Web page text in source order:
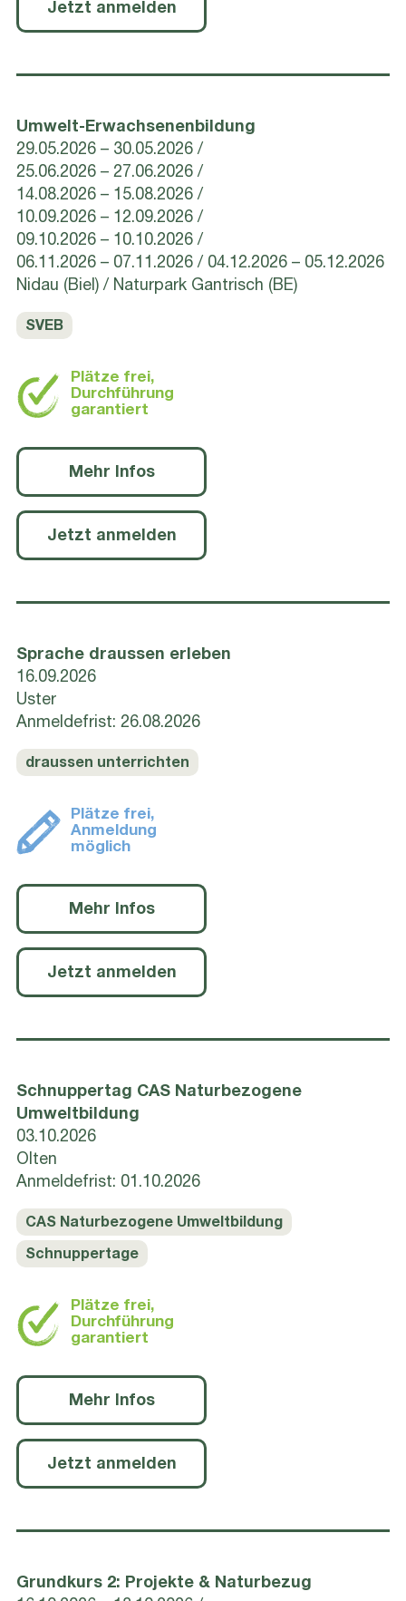
Jetzt anmelden
Umwelt-Erwachsenenbildung
29.05.2026 – 30.05.2026
25.06.2026 – 27.06.2026
14.08.2026 – 15.08.2026
10.09.2026 – 12.09.2026
09.10.2026 – 10.10.2026
06.11.2026 – 07.11.2026
04.12.2026 – 05.12.2026
Nidau (Biel) / Naturpark Gantrisch (BE)
SVEB
Plätze frei,
Durchführung
garantiert
Mehr Infos
Jetzt anmelden
Sprache draussen erleben
16.09.2026
Uster
Anmeldefrist: 26.08.2026
draussen unterrichten
Plätze frei,
Anmeldung
möglich
Mehr Infos
Jetzt anmelden
Schnuppertag CAS Naturbezogene
Umweltbildung
03.10.2026
Olten
Anmeldefrist: 01.10.2026
CAS Naturbezogene Umweltbildung
Schnuppertage
Plätze frei,
Durchführung
garantiert
Mehr Infos
Jetzt anmelden
Grundkurs 2: Projekte & Naturbezug